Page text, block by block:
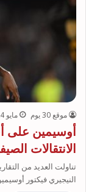
موقع 30 يوم مايو 24, 2024
أوسيمين على
الانتقالات
تناولت العديد من
النيجيري فيكتور